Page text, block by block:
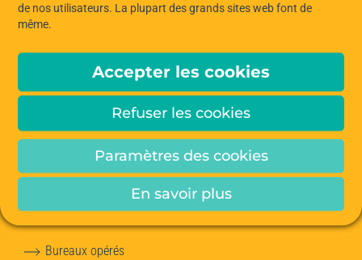
Nos engagements pour la planète
Notre équipe
Les services Hiptown
NOS OFFRES
Bureaux opérés
de nos utilisateurs. La plupart des grands sites web font de
même.
Accepter les cookies
Refuser les cookies
En savoir plus
Paramètres des cookies